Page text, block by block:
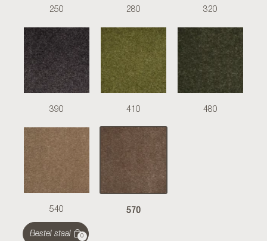
250 280 320
390 410 480
540 570
Bestel staal 0